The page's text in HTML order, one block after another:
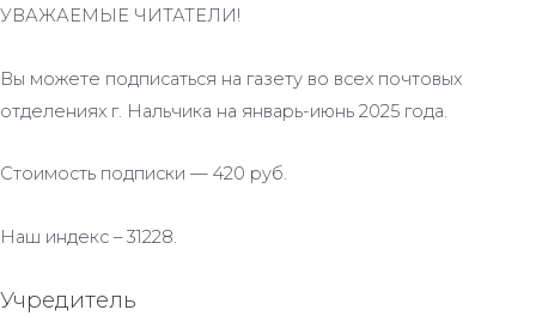
УВАЖАЕМЫЕ ЧИТАТЕЛИ!
Вы можете подписаться на газету во всех почтовых
отделениях г. Нальчика на январь-июнь 2025 года.
Стоимость подписки — 420 руб.
Наш индекс – 31228.
Учредитель